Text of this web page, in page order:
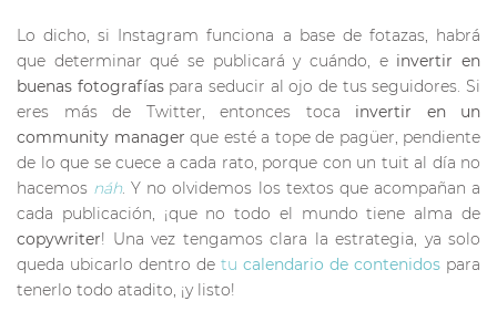
Lo dicho, si Instagram funciona a base de fotazas, habrá
que determinar qué se publicará y cuándo, e invertir en
buenas fotografíaspara seducir al ojo de tus seguidores. Si
eres más de Twitter, entonces toca invertir en un
community manager que esté a tope de pagüer, pendiente
de lo que se cuece a cada rato, porque con un tuit al día no
hacemos náh. Y no olvidemos los textos que acompañan a
cada publicación, ¡que no todo el mundo tiene alma de
copywriter! Una vez tengamos clara la estrategia, ya solo
queda ubicarlo dentro de tu calendario de contenidos para
tenerlo todo atadito, ¡y listo!